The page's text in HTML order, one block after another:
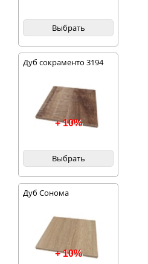
Выбрать
Дуб сокраменто 3194
+ 10%
Выбрать
Дуб Сонома
+ 10%